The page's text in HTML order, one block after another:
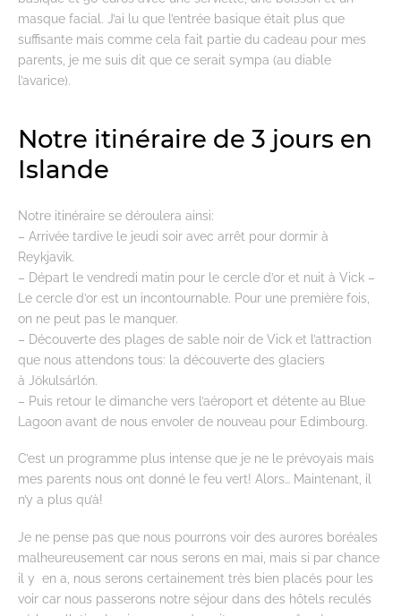
masque facial. J’ai lu que l’entrée basique était plus que
suffisante mais comme cela fait partie du cadeau pour mes
parents, je me suis dit que ce serait sympa (au diable
l’avarice).
Notre itinéraire de 3 jours en
Islande
Notre itinéraire se déroulera ainsi:
– Arrivée tardive le jeudi soir avec arrêt pour dormir à
Reykjavik.
– Départ le vendredi matin pour le cercle d’or et nuit à Vick –
Le cercle d’or est un incontournable. Pour une première fois,
on ne peut pas le manquer.
– Découverte des plages de sable noir de Vick et l’attraction
que nous attendons tous: la découverte des glaciers
à Jökulsárlón.
– Puis retour le dimanche vers l’aéroport et détente au Blue
Lagoon avant de nous envoler de nouveau pour Edimbourg.
C’est un programme plus intense que je ne le prévoyais mais
mes parents nous ont donné le feu vert! Alors… Maintenant, il
n’y a plus qu’à!
Je ne pense pas que nous pourrons voir des aurores boréales
malheureusement car nous serons en mai, mais si par chance
il y en a, nous serons certainement très bien placés pour les
voir car nous passerons notre séjour dans des hôtels reculés